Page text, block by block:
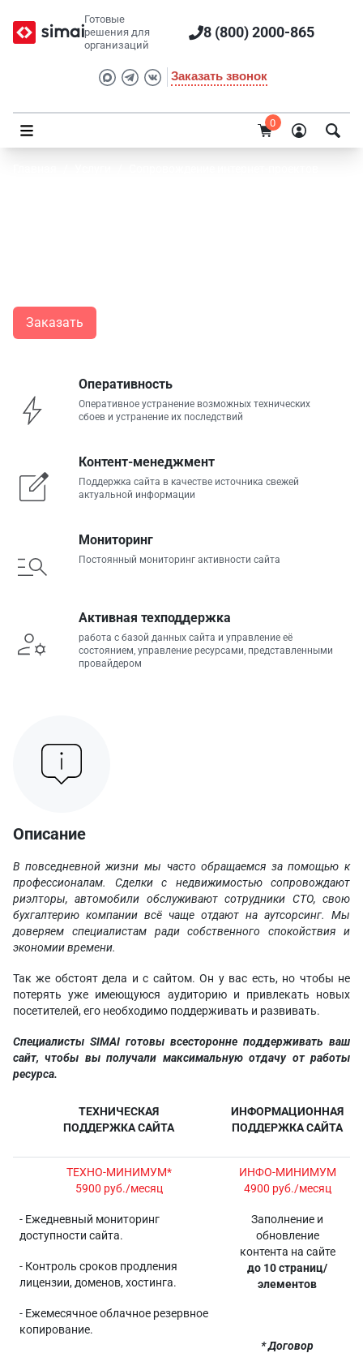
Готовые
решения для
организаций
8 (800) 2000-865
Заказать звонок
0
Заказать
Оперативность
Оперативное устранение возможных технических
сбоев и устранение их последствий
Контент-менеджмент
Поддержка сайта в качестве источника свежей
актуальной информации
Мониторинг
Постоянный мониторинг активности сайта
Активная техподдержка
работа с базой данных сайта и управление её
состоянием, управление ресурсами, представленными
провайдером
Описание
В повседневной жизни мы часто обращаемся за помощью к
профессионалам. Сделки с недвижимостью сопровождают
риэлторы, автомобили обслуживают сотрудники СТО, свою
бухгалтерию компании всё чаще отдают на аутсорсинг. Мы
доверяем специалистам ради собственного спокойствия и
экономии времени.
Так же обстоят дела и с сайтом. Он у вас есть, но чтобы не
потерять уже имеющуюся аудиторию и привлекать новых
посетителей, его необходимо поддерживать и развивать.
Специалисты SIMAI готовы всесторонне поддерживать ваш
сайт,чтобы вы получали максимальную отдачу от работы
ресурса.
ТЕХНИЧЕСКАЯ
ПОДДЕРЖКА САЙТА
ИНФОРМАЦИОННАЯ
ПОДДЕРЖКА САЙТА
ТЕХНО-МИНИМУМ*
5900 руб./месяц
- Ежедневный мониторинг
доступности сайта.
- Контроль сроков продления
лицензии, доменов, хостинга.
- Ежемесячное облачное резервное
копирование.
ИНФО-МИНИМУМ
4900 руб./месяц
Заполнение и
обновление
контента на сайте
до 10 страниц/
элементов
* Договор